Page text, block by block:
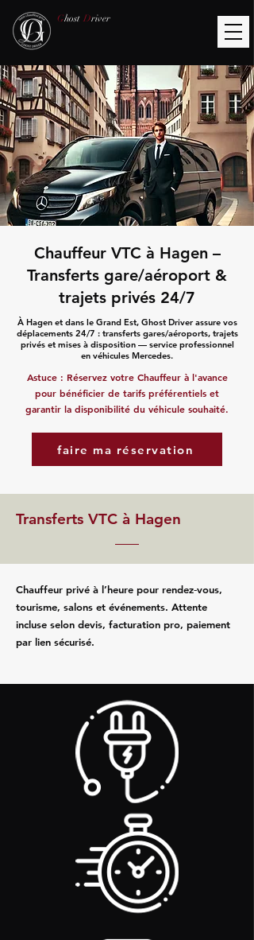
Ghost Driver
Chauffeur VTC à Hagen –
Transferts gare/aéroport &
trajets privés 24/7
À Hagen et dans le Grand Est, Ghost Driver assure vos
déplacements 24/7 : transferts gares/aéroports, trajets
privés et mises à disposition — service professionnel
en véhicules Mercedes.
Astuce : Réservez votre Chauffeur à l'avance
pour bénéficier de tarifs préférentiels et
garantir la disponibilité du véhicule souhaité.
faire ma réservation
Transferts VTC à Hagen
Chauffeur privé à l’heure pour rendez‑vous,
tourisme, salons et événements. Attente
incluse selon devis, facturation pro, paiement
par lien sécurisé.